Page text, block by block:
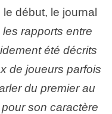
début, le journal
les rapports entre
été décrits
de joueurs parfois
du premier au
son caractère